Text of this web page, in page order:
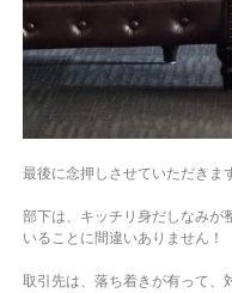
最後に念押しさせていただきま
部下は、キッチリ身だしなみが
いることに間違いありません！
取引先は、落ち着きが有って、